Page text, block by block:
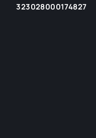
323028000174827